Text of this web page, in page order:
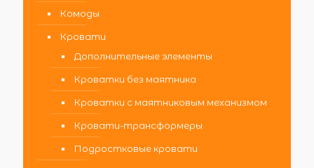
Комоды
Кровати
Дополнительные элементы
Кроватки без маятника
Кроватки с маятниковым механизмом
Кровати-трансформеры
Подростковые кровати